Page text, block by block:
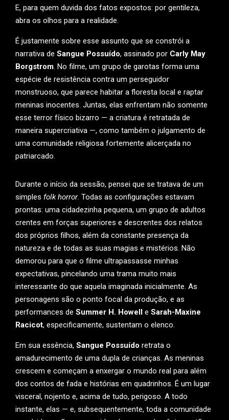
E, para quem duvida dos fatos expostos: por gentileza,
abra os olhos para a realidade.
É justamente sobre esse assunto que se constrói a
narrativa de Sangue Possuído, assinado por Carly May
Borgstrom. No filme, um grupo de garotas forma uma
espécie de resistência contra um perseguidor
monstruoso, que parece habitar a floresta local e raptar
meninas inocentes. Juntas, elas enfrentam não somente
esse terror físico bizarro — a criatura é retratada de
maneira supercriativa —, como também o julgamento de
uma comunidade religiosa fortemente alicerçada no
patriarcado.
Durante o início da sessão, pensei que se tratava de um
simples folk horror. Todas as configurações estavam
prontas: uma cidadezinha pequena, um grupo de adultos
crentes em forças superiores e descrentes dos relatos
dos próprios filhos, além da constante presença da
natureza e de todas as suas magias e mistérios. Não
demorou para que o filme ultrapassasse minhas
expectativas, pincelando uma trama muito mais
interessante do que aquela imaginada inicialmente. As
personagens são o ponto focal da produção, e as
performances de Summer H. Howell e Sarah-Maxine
Racicot, especificamente, sustentam o elenco.
Em sua essência, Sangue Possuído retrata o
amadurecimento de uma dupla de crianças. As meninas
crescem e começam a enxergar o mundo real para além
dos contos de fada e histórias em quadrinhos. É um lugar
visceral, nojento e, acima de tudo, perigoso. A todo
instante, elas — e, subsequentemente, toda a comunidade